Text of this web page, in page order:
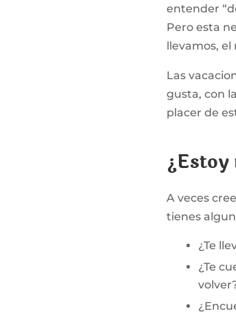
entender
Pero esta
llevamos,
Las
gusta, con
placer de
¿Estoy
A veces
tienes
¿Te
¿Te